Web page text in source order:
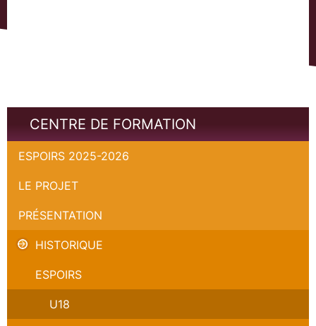
CENTRE DE FORMATION
ESPOIRS 2025-2026
LE PROJET
PRÉSENTATION
HISTORIQUE
ESPOIRS
U18